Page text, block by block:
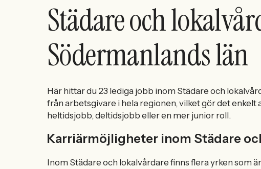
Städare och
Södermanlands län
Här hittar du 23 lediga jobb inom Städare och
från arbetsgivare i hela regionen, vilket gör det
heltidsjobb, deltidsjobb eller en mer junior roll.
Karriärmöjligheter inom Städare
Inom Städare och lokalvårdare finns flera yrken som